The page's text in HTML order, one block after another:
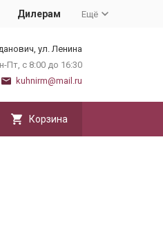
Дилерам Ещё
ул. Ленина
Пт, с 8:00 до 16:30
kuhnirm@mail.ru
Корзина